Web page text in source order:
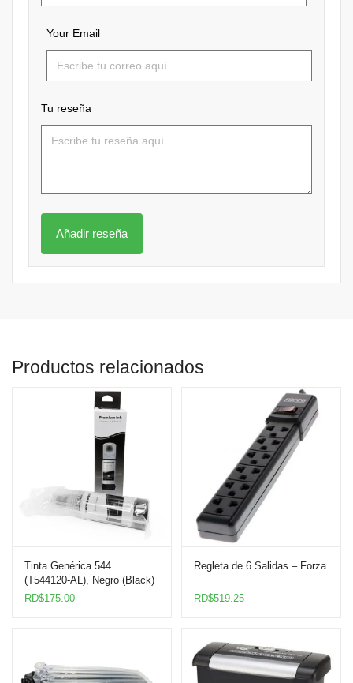
Your Email
Tu reseña
Productos relacionados
Tinta Genérica 544
(T544120-AL), Negro (Black)
RD$175.00
Regleta de 6 Salidas – Forza
RD$519.25